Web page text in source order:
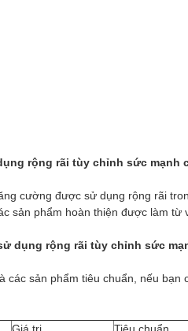
rộng rãi tùy chỉnh sức
cường được sử dụng rộng rãi
sản phẩm hoàn thiện được làm từ
dụng rộng rãi tùy chỉnh sức
sản phẩm tiêu chuẩn, nếu bạn